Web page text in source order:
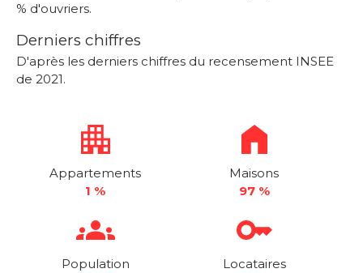
% d'ouvriers.
Derniers chiffres
D'après les derniers chiffres du recensement INSEE
de 2021.
Appartements
1 %
Maisons
97 %
Population
Locataires